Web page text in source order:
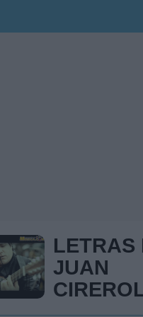
LETRAS
JUAN